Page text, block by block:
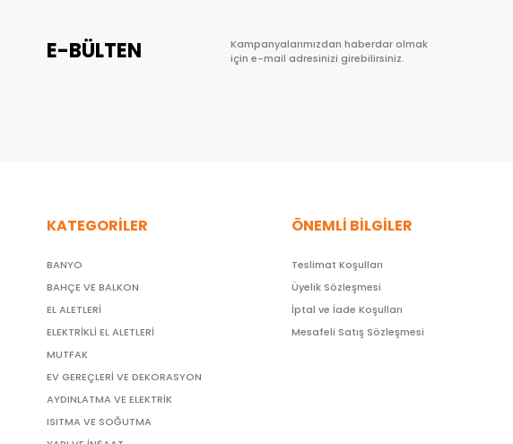
E-BÜLTEN
Kampanyalarımızdan haberdar olmak
için e-mail adresinizi girebilirsiniz.
KATEGORİLER
BANYO
BAHÇE VE BALKON
EL ALETLERİ
ELEKTRİKLİ EL ALETLERİ
MUTFAK
EV GEREÇLERİ VE DEKORASYON
AYDINLATMA VE ELEKTRİK
ISITMA VE SOĞUTMA
ÖNEMLİ BİLGİLER
Teslimat Koşulları
Üyelik Sözleşmesi
İptal ve İade Koşulları
Mesafeli Satış Sözleşmesi